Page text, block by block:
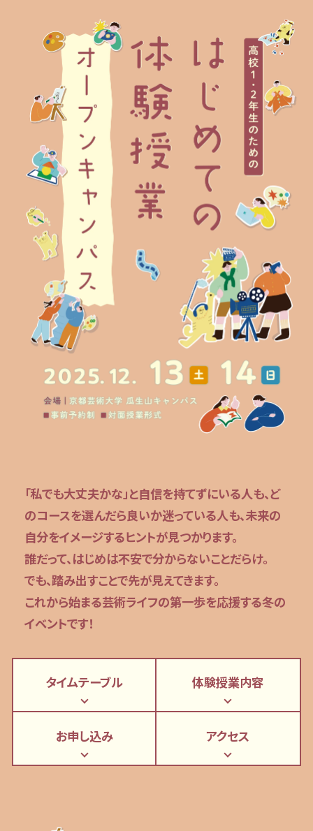
「私でも大丈夫かな」と自信を持てずにいる人も、ど
のコースを選んだら良いか迷っている人も、未来の
自分をイメージするヒントが見つかります。
誰だって、はじめは不安で分からないことだらけ。
でも、踏み出すことで先が見えてきます。
これから始まる芸術ライフの第一歩を応援する冬の
イベントです！
タイムテーブル 体験授業内容
お申し込み アクセス